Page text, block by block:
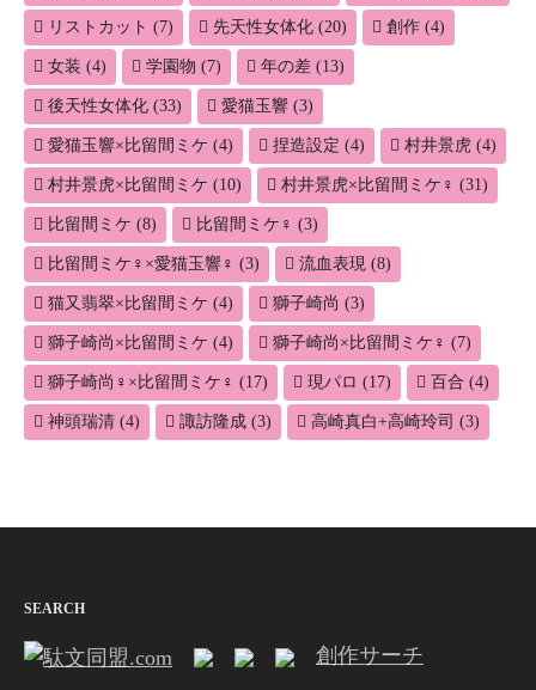
リストカット (7) 先天性女体化 (20) 創作 (4)
女装 (4) 学園物 (7) 年の差 (13)
後天性女体化 (33) 愛猫玉響 (3)
愛猫玉響×比留間ミケ (4) 捏造設定 (4) 村井景虎 (4)
村井景虎×比留間ミケ (10) 村井景虎×比留間ミケ♀ (31)
比留間ミケ (8) 比留間ミケ♀ (3)
比留間ミケ♀×愛猫玉響♀ (3) 流血表現 (8)
猫又翡翠×比留間ミケ (4) 獅子崎尚 (3)
獅子崎尚×比留間ミケ (4) 獅子崎尚×比留間ミケ♀ (7)
獅子崎尚♀×比留間ミケ♀ (17) 現パロ (17) 百合 (4)
神頭瑞清 (4) 諏訪隆成 (3) 高崎真白+高崎玲司 (3)
SEARCH
創作サーチ